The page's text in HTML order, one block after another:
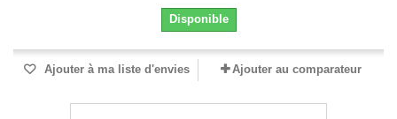
Disponible
Ajouter à ma liste d'envies Ajouter au comparateur